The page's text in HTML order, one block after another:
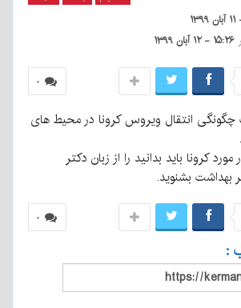
۱۵:۲۶ - ۱۲ آبان ۱۳۹۹
۰
چگونگی انتقال ویروس کرونا در محیط های
کرونا باید بدانید را از زبان دکتر
بهداشت بشنوید.
۰
: